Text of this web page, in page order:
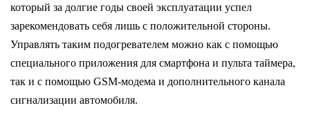
который за долгие годы своей эксплуатации успел
зарекомендовать себя лишь с положительной стороны.
Управлять таким подогревателем можно как с помощью
специального приложения для смартфона и пульта таймера,
так и с помощью GSM-модема и дополнительного канала
сигнализации автомобиля.